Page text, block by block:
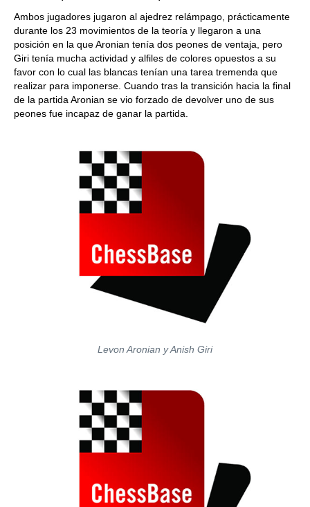
Ambos jugadores jugaron al ajedrez relámpago, prácticamente
durante los 23 movimientos de la teoría y llegaron a una
posición en la que Aronian tenía dos peones de ventaja, pero
Giri tenía mucha actividad y alfiles de colores opuestos a su
favor con lo cual las blancas tenían una tarea tremenda que
realizar para imponerse. Cuando tras la transición hacia la final
de la partida Aronian se vio forzado de devolver uno de sus
peones fue incapaz de ganar la partida.
Levon Aronian y Anish Giri